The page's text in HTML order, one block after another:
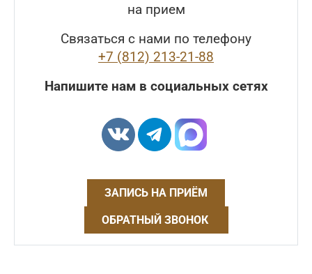
на прием
Связаться с нами по телефону
+7 (812) 213-21-88
Напишите нам в социальных сетях
ЗАПИСЬ НА ПРИЁМ
ОБРАТНЫЙ ЗВОНОК